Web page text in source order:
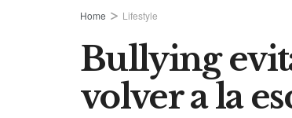
Home Lifestyle
Bullying
volver a la